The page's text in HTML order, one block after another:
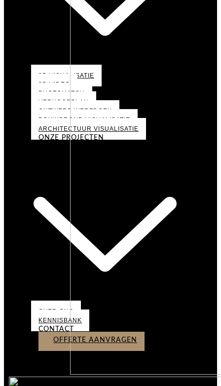
3D VISUALISATIE
3D VIDEO
PHOTOMATCH
VERKOOPPLAN
ONTWERP WERFDOEK
BOUWGROND VISUALISATIE
ARCHITECTUUR VISUALISATIE
ONZE PROJECTEN
OVER ONS
KENNISBANK
CONTACT
OFFERTE AANVRAGEN